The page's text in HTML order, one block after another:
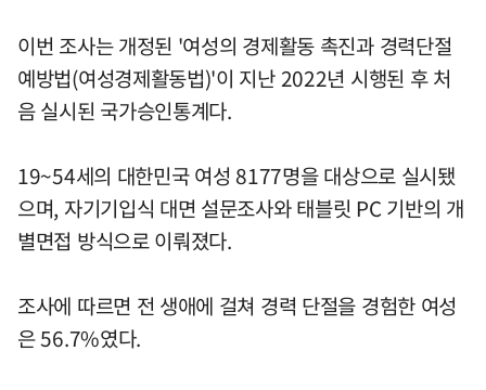
이번 조사는 개정된 '여성의 경제활동 촉진과 경력단절
예방법(여성경제활동법)'이 지난 2022년 시행된 후 처
음 실시된 국가승인통계다.
19~54세의 대한민국 여성 8177명을 대상으로 실시됐
으며, 자기기입식 대면 설문조사와 태블릿 PC 기반의 개
별면접 방식으로 이뤄졌다.
조사에 따르면 전 생애에 걸쳐 경력 단절을 경험한 여성
은 56.7%였다.